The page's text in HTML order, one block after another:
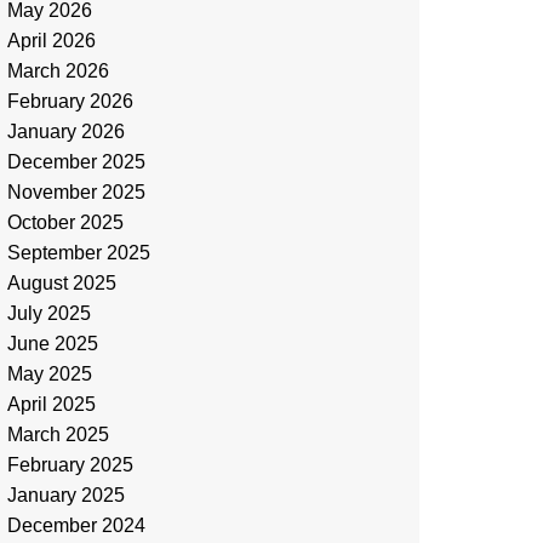
May 2026
April 2026
March 2026
February 2026
January 2026
December 2025
November 2025
October 2025
September 2025
August 2025
July 2025
June 2025
May 2025
April 2025
March 2025
February 2025
January 2025
December 2024